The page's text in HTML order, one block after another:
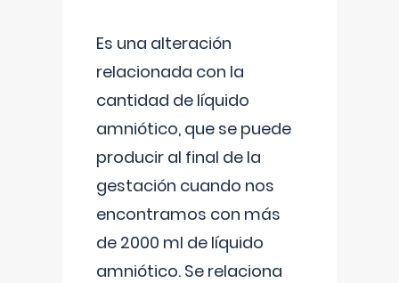
Es una alteración
relacionada con la
cantidad de líquido
amniótico, que se puede
producir al final de la
gestación cuando nos
encontramos con más
de 2000 ml de líquido
amniótico. Se relaciona